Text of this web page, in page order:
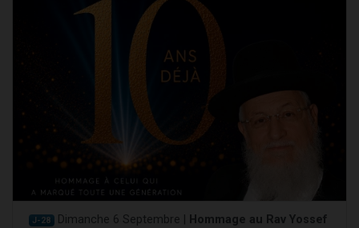
J-28 Dimanche 6 Septembre |
Hommage au Rav Yossef